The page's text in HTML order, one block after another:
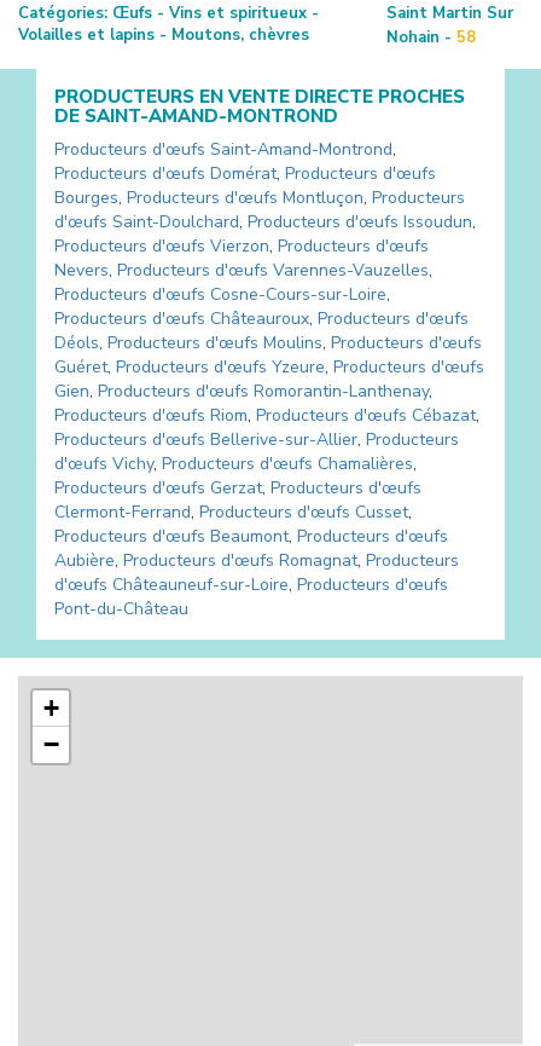
Catégories: Œufs - Vins et spiritueux -
Volailles et lapins - Moutons, chèvres
Saint Martin Sur
Nohain - 58
PRODUCTEURS EN VENTE DIRECTE PROCHES
DE SAINT-AMAND-MONTROND
Producteurs d'œufs Saint-Amand-Montrond,
Producteurs d'œufs Domérat, Producteurs d'œufs
Bourges, Producteurs d'œufs Montluçon, Producteurs
d'œufs Saint-Doulchard, Producteurs d'œufs Issoudun,
Producteurs d'œufs Vierzon, Producteurs d'œufs
Nevers, Producteurs d'œufs Varennes-Vauzelles,
Producteurs d'œufs Cosne-Cours-sur-Loire,
Producteurs d'œufs Châteauroux, Producteurs d'œufs
Déols, Producteurs d'œufs Moulins, Producteurs d'œufs
Guéret, Producteurs d'œufs Yzeure, Producteurs d'œufs
Gien, Producteurs d'œufs Romorantin-Lanthenay,
Producteurs d'œufs Riom, Producteurs d'œufs Cébazat,
Producteurs d'œufs Bellerive-sur-Allier, Producteurs
d'œufs Vichy, Producteurs d'œufs Chamalières,
Producteurs d'œufs Gerzat, Producteurs d'œufs
Clermont-Ferrand, Producteurs d'œufs Cusset,
Producteurs d'œufs Beaumont, Producteurs d'œufs
Aubière, Producteurs d'œufs Romagnat, Producteurs
d'œufs Châteauneuf-sur-Loire, Producteurs d'œufs
Pont-du-Château
+
−